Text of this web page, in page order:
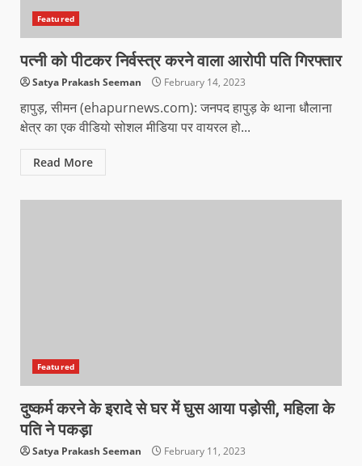
Featured
पत्नी को पीटकर निर्वस्त्र करने वाला आरोपी पति गिरफ्तार
Satya Prakash Seeman February 14, 2023
हापुड़, सीमन (ehapurnews.com): जनपद हापुड़ के थाना धौलाना
क्षेत्र का एक वीडियो सोशल मीडिया पर वायरल हो...
Read More
Featured
दुष्कर्म करने के इरादे से घर में घुस आया पड़ोसी, महिला के
पति ने पकड़ा
Satya Prakash Seeman February 11, 2023